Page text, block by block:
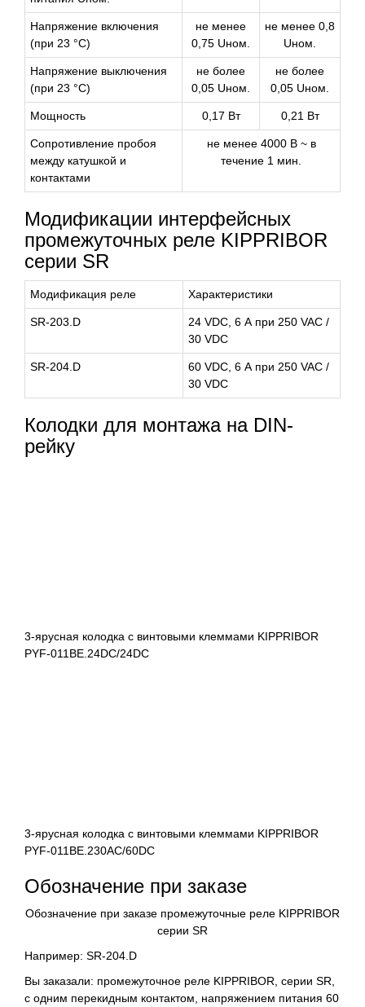
Напряжение включения
(при 23 °С)
не менее
0,75 Uном.
не менее 0,8
Uном.
Напряжение выключения
(при 23 °С)
не более
0,05 Uном.
не более
0,05 Uном.
Мощность 0,17 Вт 0,21 Вт
Сопротивление пробоя
между катушкой и
контактами
не менее 4000 В ~ в
течение 1 мин.
Модификации интерфейсных
промежуточных реле KIPPRIBOR
серии SR
Модификация реле Характеристики
SR-203.D
24 VDC, 6 А при 250 VAC /
30 VDC
SR-204.D
60 VDC, 6 А при 250 VAC /
30 VDC
Колодки для монтажа на DIN-
рейку
3-ярусная колодка с винтовыми клеммами KIPPRIBOR
PYF-011BE.24DC/24DC
3-ярусная колодка с винтовыми клеммами KIPPRIBOR
PYF-011BE.230AC/60DC
Обозначение при заказе
Обозначение при заказе промежуточные реле KIPPRIBOR
серии SR
Например: SR-204.D
Вы заказали: промежуточное реле KIPPRIBOR, серии SR,
с одним перекидным контактом, напряжением питания 60